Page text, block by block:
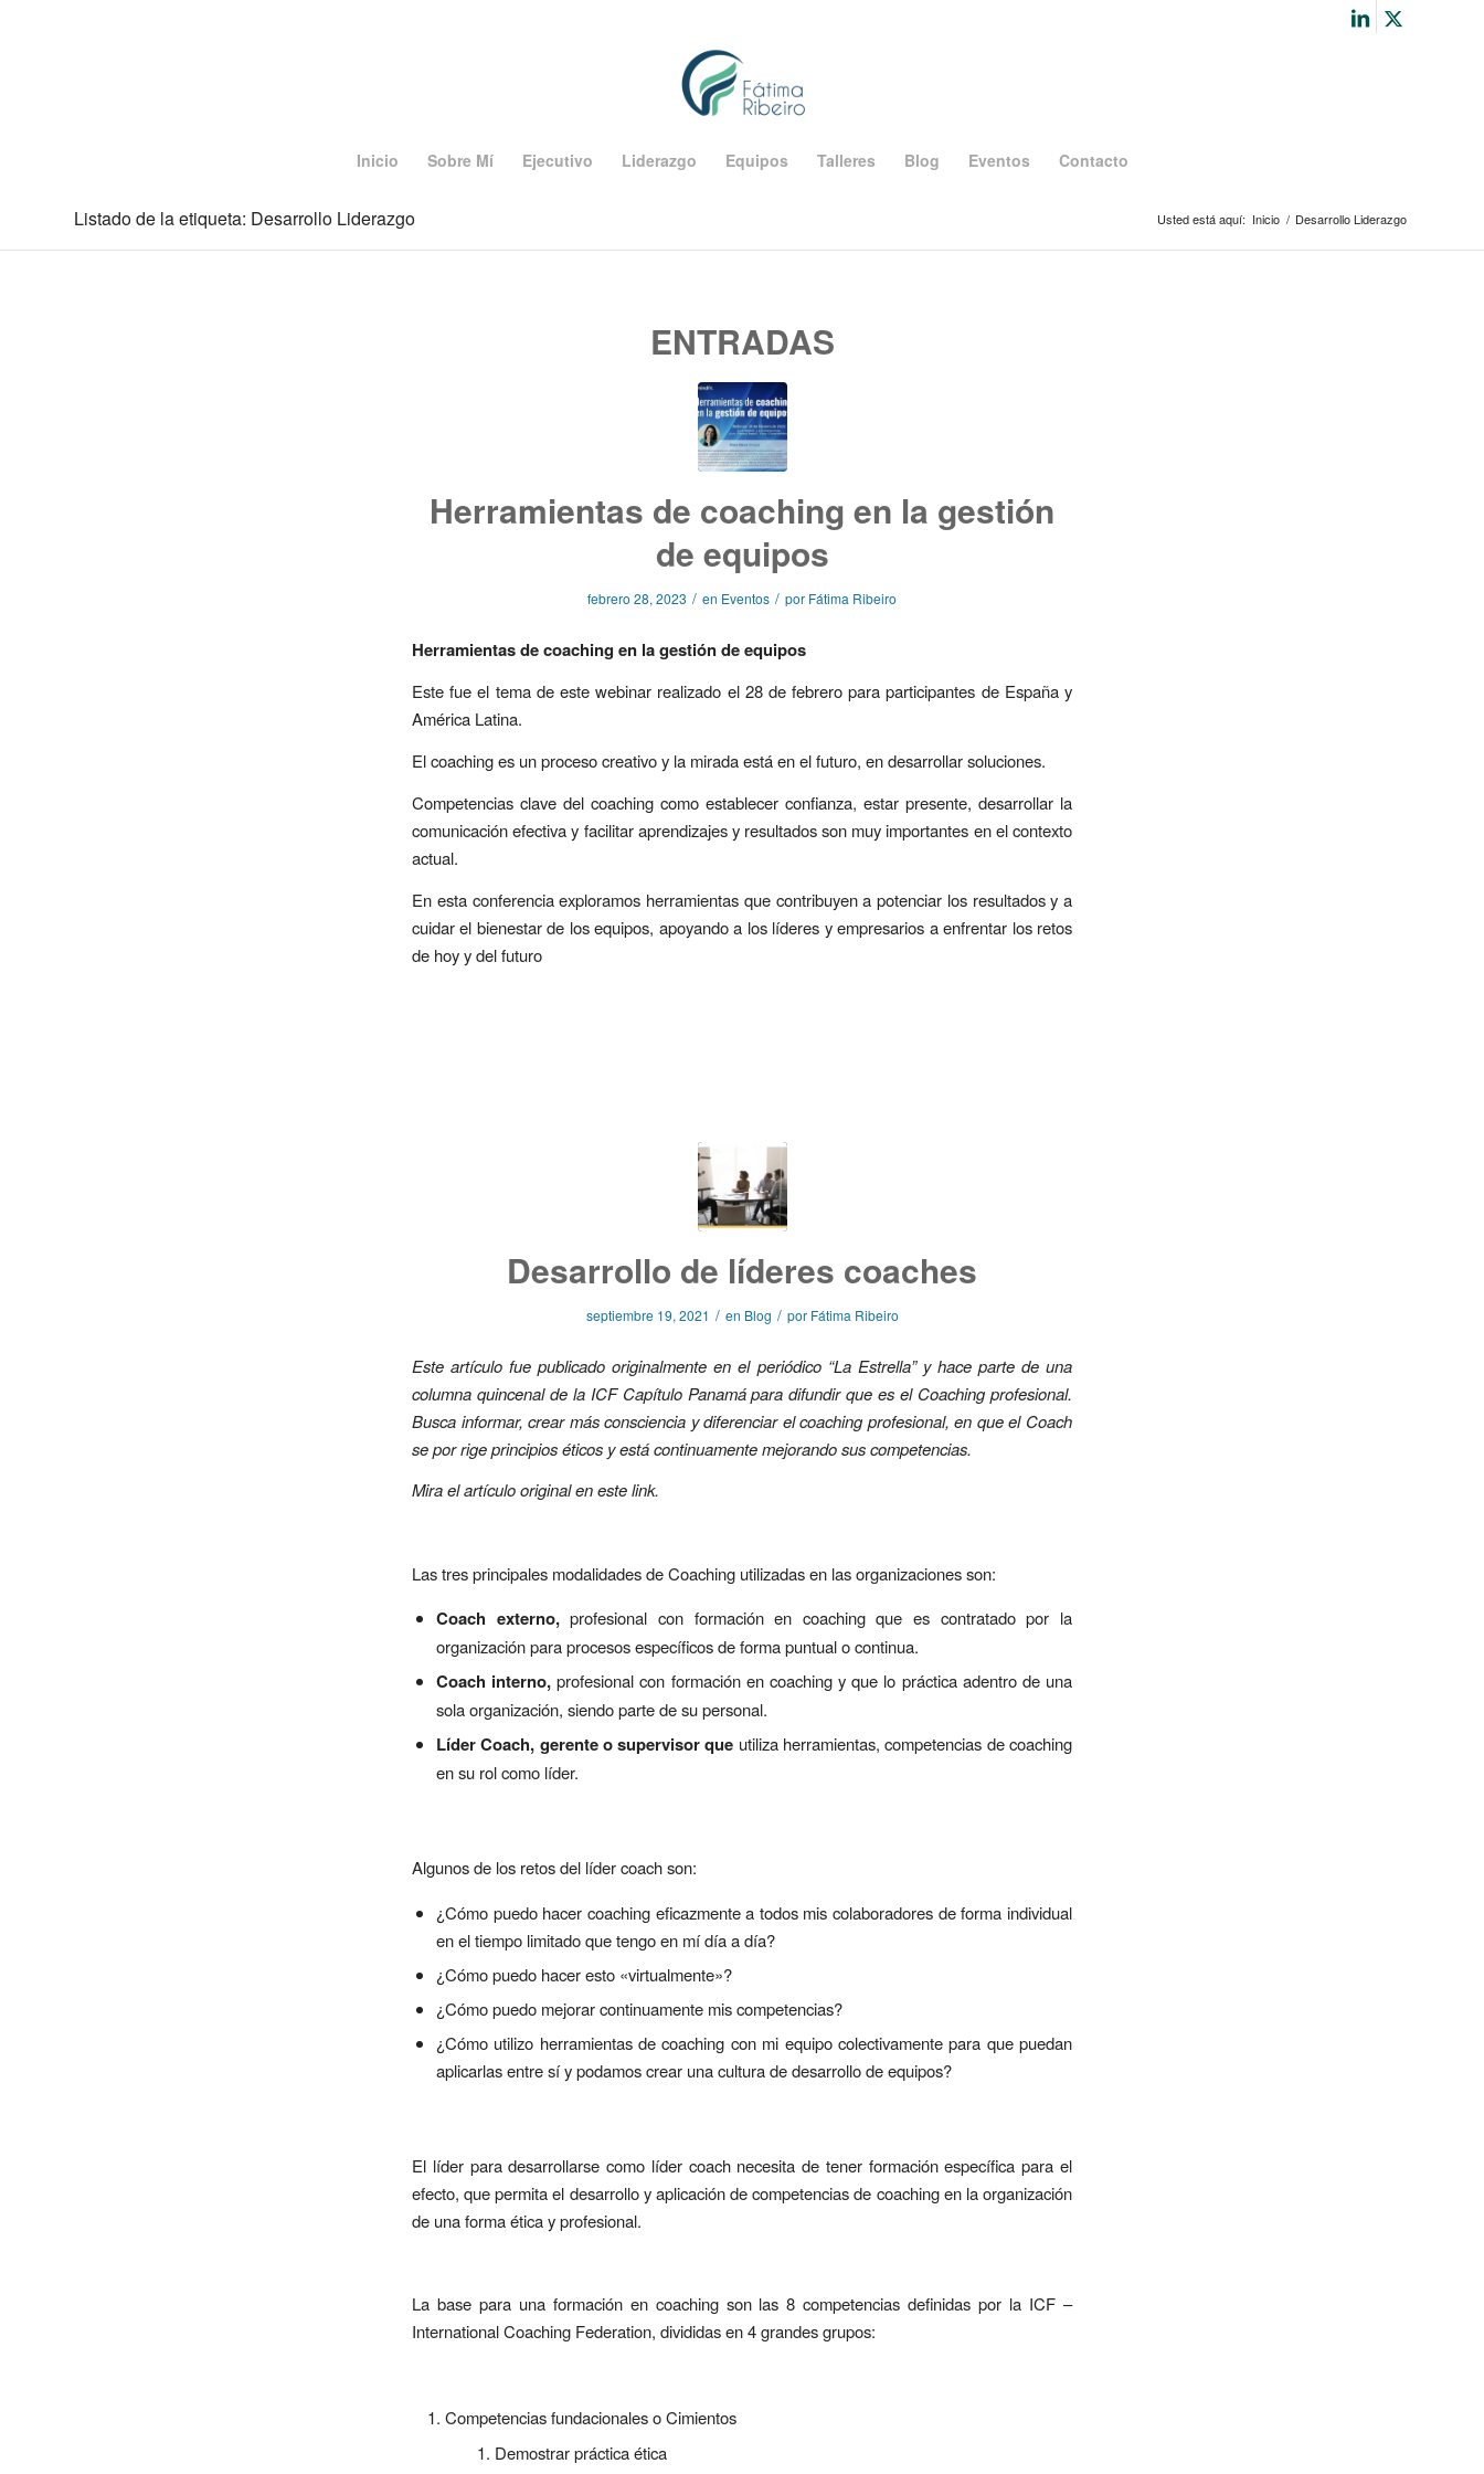
Inicio Sobre Mí Ejecutivo Liderazgo Equipos Talleres Blog Eventos Contacto
Listado de la etiqueta: Desarrollo Liderazgo Usted está aquí: Inicio / Desarrollo Liderazgo
ENTRADAS
Herramientas de coaching en la gestión
de equipos
febrero 28, 2023 / en Eventos / por Fátima Ribeiro
Herramientas de coaching en la gestión de equipos
Este fue el tema de este webinar realizado el 28 de febrero para participantes de España y
América Latina.
El coaching es un proceso creativo y la mirada está en el futuro, en desarrollar soluciones.
Competencias clave del coaching como establecer confianza, estar presente, desarrollar la
comunicación efectiva y facilitar aprendizajes y resultados son muy importantes en el contexto
actual.
En esta conferencia exploramos herramientas que contribuyen a potenciar los resultados y a
cuidar el bienestar de los equipos, apoyando a los líderes y empresarios a enfrentar los retos
de hoy y del futuro
Desarrollo de líderes coaches
septiembre 19, 2021 / en Blog / por Fátima Ribeiro
Este artículo fue publicado originalmente en el periódico “La Estrella” y hace parte de una
columna quincenal de la ICF Capítulo Panamá para difundir que es el Coaching profesional.
Busca informar, crear más consciencia y diferenciar el coaching profesional, en que el Coach
se por rige principios éticos y está continuamente mejorando sus competencias.
Mira el artículo original en estelink.
Las tres principales modalidades de Coaching utilizadas en las organizaciones son:
Coach externo,profesional con formación en coaching que es contratado por la
organización para procesos específicos de forma puntual o continua.
Coach interno,profesional con formación en coaching y que lo práctica adentro de una
sola organización, siendo parte de su personal.
Líder Coach, gerente o supervisor que utiliza herramientas, competencias de coaching
en su rol como líder.
Algunos de los retos del líder coach son:
¿Cómo puedo hacer coaching eficazmente a todos mis colaboradores de forma individual
en el tiempo limitado que tengo en mí día a día?
¿Cómo puedo hacer esto «virtualmente»?
¿Cómo puedo mejorar continuamente mis competencias?
¿Cómo utilizo herramientas de coaching con mi equipo colectivamente para que puedan
aplicarlas entre sí y podamos crear una cultura de desarrollo de equipos?
El líder para desarrollarse como líder coach necesita de tener formación específica para el
efecto, que permita el desarrollo y aplicación de competencias de coaching en la organización
de una forma ética y profesional.
La base para una formación en coaching son las 8 competencias definidas por la ICF –
International Coaching Federation, divididas en 4 grandes grupos:
Competencias fundacionales o Cimientos
Demostrar práctica ética